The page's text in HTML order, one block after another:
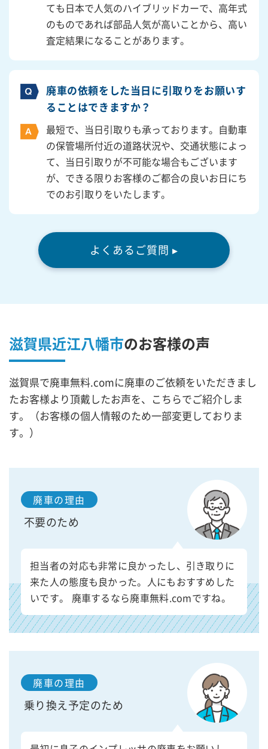
ても日本で人気のハイブリッドカーで、高年式
のものであれば部品人気が高いことから、高い
査定結果になることがあります。
廃車の依頼をした当日に引取りをお願いす
ることはできますか？
最短で、当日引取りも承っております。自動車
の保管場所付近の道路状況や、交通状態によっ
て、当日引取りが不可能な場合もございます
が、できる限りお客様のご都合の良いお日にち
でのお引取りをいたします。
よくあるご質問 ▸
滋賀県近江八幡市のお客様の声
滋賀県で廃車無料.comに廃車のご依頼をいただきまし
たお客様より頂戴したお声を、こちらでご紹介しま
す。（お客様の個人情報のため一部変更しておりま
す。）
廃車の理由
不要のため
担当者の対応も非常に良かったし、引き取りに
来た人の態度も良かった。人にもおすすめした
いです。 廃車するなら廃車無料.comですね。
廃車の理由
乗り換え予定のため